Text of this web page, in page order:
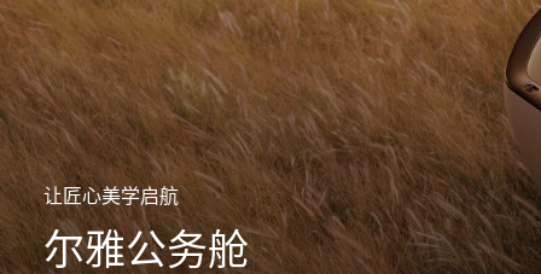
让匠心美学启航
尔雅公务舱